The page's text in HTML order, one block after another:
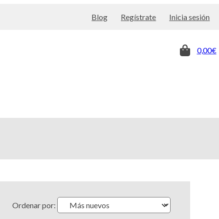
Blog Regístrate Inicia sesión
0,00€
Ordenar por: